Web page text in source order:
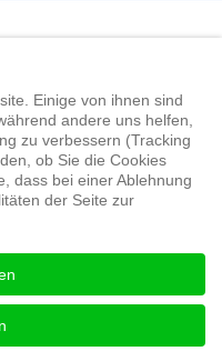
Einige von ihnen sind
andere uns helfen,
zu verbessern (Tracking
ob Sie die Cookies
dass bei einer Ablehnung
der Seite zur